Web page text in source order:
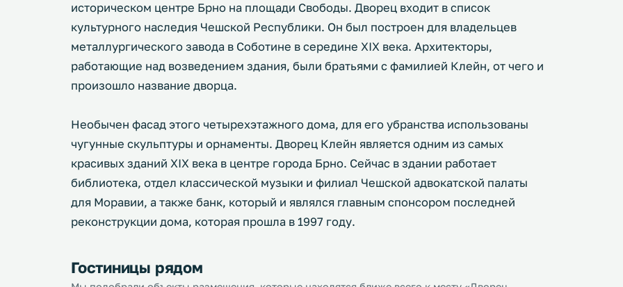
историческом центре Брно на площади Свободы. Дворец входит в список
культурного наследия Чешской Республики. Он был построен для владельцев
металлургического завода в Соботине в середине XIX века. Архитекторы,
работающие над возведением здания, были братьями с фамилией Клейн, от чего и
произошло название дворца.
Необычен фасад этого четырехэтажного дома, для его убранства использованы
чугунные скульптуры и орнаменты. Дворец Клейн является одним из самых
красивых зданий XIX века в центре города Брно. Сейчас в здании работает
библиотека, отдел классической музыки и филиал Чешской адвокатской палаты
для Моравии, а также банк, который и являлся главным спонсором последней
реконструкции дома, которая прошла в 1997 году.
Гостиницы рядом